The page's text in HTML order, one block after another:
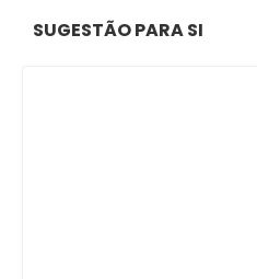
SUGESTÃO PARA SI